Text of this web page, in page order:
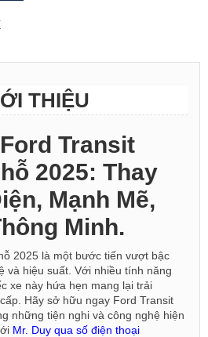
THIỆU
Transit
2025: Thay
Mạnh Mẽ,
Minh.
2025 là một bước tiến vượt bậc
và hiệu suất. Với nhiều tính năng
xe này hứa hẹn mang lại trải
Hãy sở hữu ngay Ford Transit
những tiện nghi và công nghệ hiện
Mr. Duy qua số điện thoại